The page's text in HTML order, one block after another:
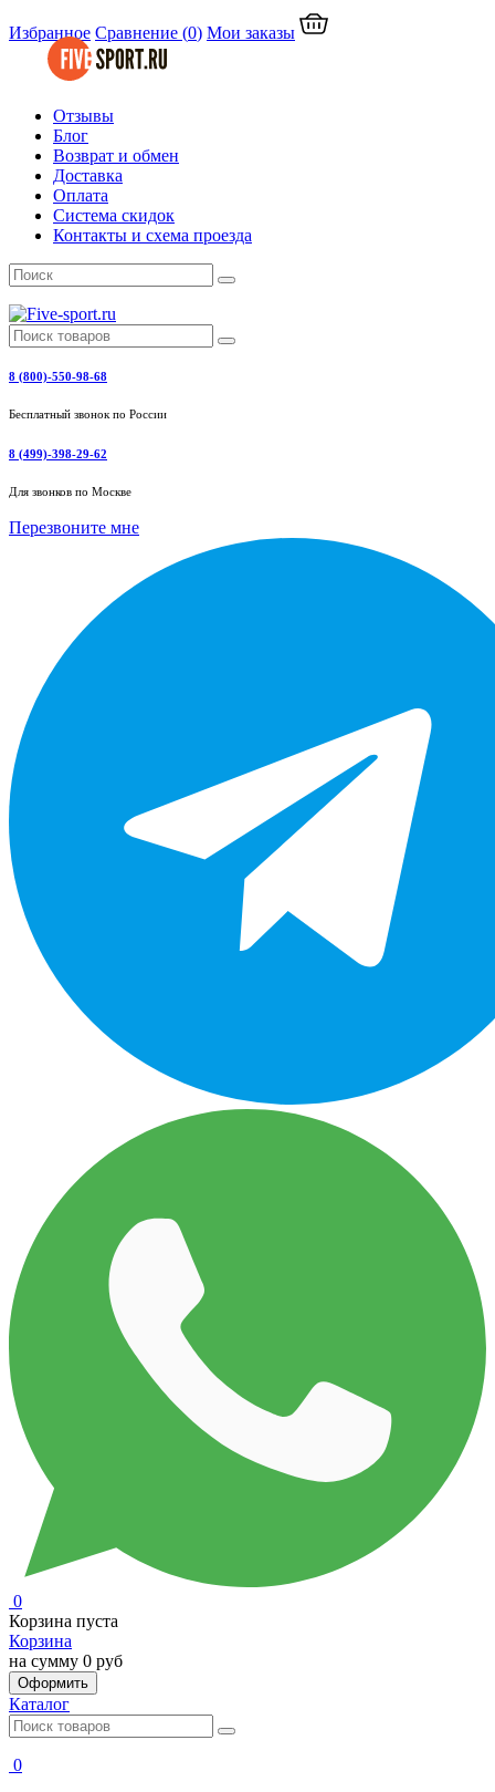
Избранное Сравнение (0) Мои заказы
Отзывы
Блог
Возврат и обмен
Доставка
Оплата
Система скидок
Контакты и схема проезда
8 (800)-550-98-68
Бесплатный звонок по России
8 (499)-398-29-62
Для звонков по Москве
Перезвоните мне
0
Корзина пуста
Корзина
на сумму 0 руб
Оформить
Каталог
0